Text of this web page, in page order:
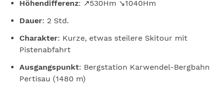
Höhendifferenz: ↗530Hm ↘1040Hm
Dauer: 2 Std.
Charakter: Kurze, etwas steilere Skitour mit
Pistenabfahrt
Ausgangspunkt: Bergstation Karwendel-Bergbahn
Pertisau (1480 m)